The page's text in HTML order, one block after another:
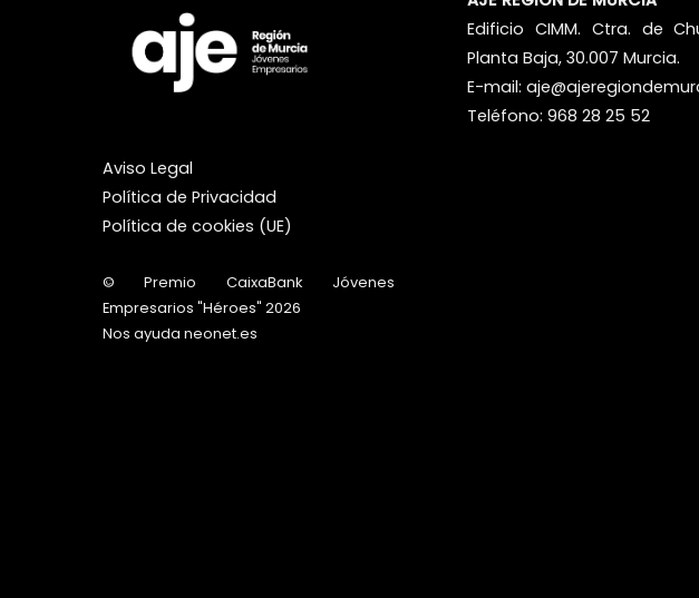
Aviso Legal
Política de Privacidad
Política de cookies (UE)
©Premio CaixaBank Jóvenes
Empresarios "Héroes" 2026
Nos ayuda neonet.es
Edificio CIMM. Ctra. de
Planta Baja, 30.007 Murcia.
E-mail:
Teléfono: 968 28 25 52